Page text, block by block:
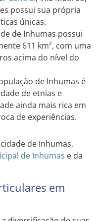
possui sua própria
únicas.
de Inhumas possui
611 km², com uma
acima do nível do
de Inhumas é
de etnias e
ainda mais rica em
de experiências.
de Inhumas,
de Inhumas e da
em